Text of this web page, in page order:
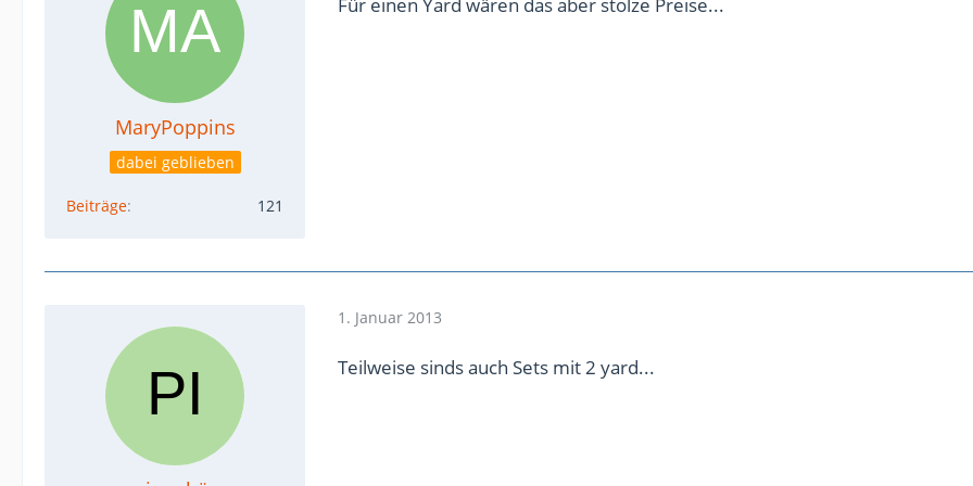
MaryPoppins
dabei geblieben
Beiträge 121
1. Januar 2013
Teilweise sinds auch Sets mit 2 yard...